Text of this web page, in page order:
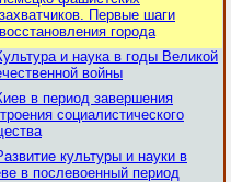
захватчиков. Первые шаги
восстановления города
и наука в годы Великой
войны
в период завершения
социалистического
культуры и науки в
в послевоенный период